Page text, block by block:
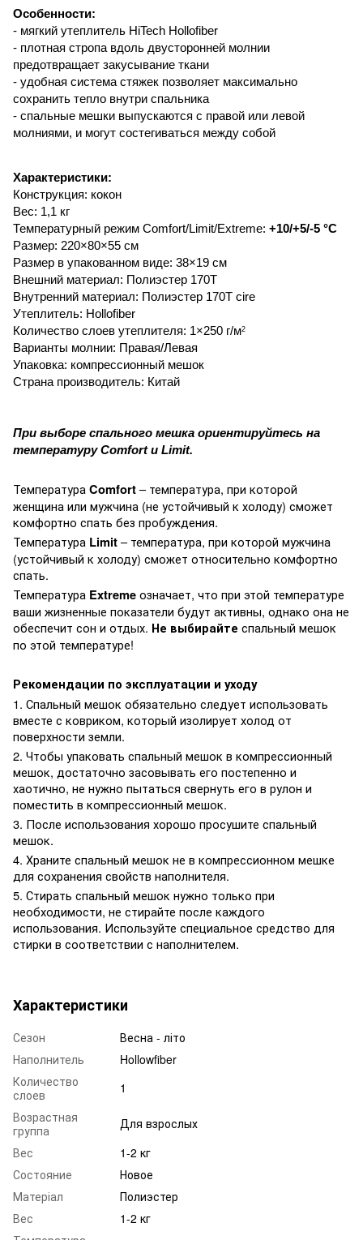
Особенности:
- мягкий утеплитель HiTech Hollofiber
- плотная стропа вдоль двусторонней молнии
предотвращает закусывание ткани
- удобная система стяжек позволяет максимально
сохранить тепло внутри спальника
- спальные мешки выпускаются с правой или левой
молниями, и могут состегиваться между собой
Характеристики:
Конструкция: кокон
Вес: 1,1 кг
Температурный режим Comfort/Limit/Extreme: +10/+5/-5 °С
Размер: 220×80×55 см
Размер в упакованном виде: 38×19 см
Внешний материал: Полиэстер 170Т
Внутренний материал: Полиэстер 170T cire
Утеплитель: Hollofiber
Количество слоев утеплителя: 1×250 г/м2
Варианты молнии: Правая/Левая
Упаковка: компрессионный мешок
Страна производитель: Китай
При выборе спального мешка ориентируйтесь на
температуру Comfort и Limit.
Температура Comfort– температура, при которой
женщина или мужчина (не устойчивый к холоду) сможет
комфортно спать без пробуждения.
Температура Limit– температура, при которой мужчина
(устойчивый к холоду) сможет относительно комфортно
спать.
Температура Extremeозначает, что при этой температуре
ваши жизненные показатели будут активны, однако она не
обеспечит сон и отдых. Не выбирайте спальный мешок
по этой температуре!
Рекомендации по эксплуатации и уходу
1. Спальный мешок обязательно следует использовать
вместе с ковриком, который изолирует холод от
поверхности земли.
2. Чтобы упаковать спальный мешок в компрессионный
мешок, достаточно засовывать его постепенно и
хаотично, не нужно пытаться свернуть его в рулон и
поместить в компрессионный мешок.
3. После использования хорошо просушите спальный
мешок.
4. Храните спальный мешок не в компрессионном мешке
для сохранения свойств наполнителя.
5. Стирать спальный мешок нужно только при
необходимости, не стирайте после каждого
использования. Используйте специальное средство для
стирки в соответствии с наполнителем.
Характеристики
Сезон
Весна - літо
Наполнитель
Hollowfiber
Количество
слоев
1
Возрастная
группа
Для взрослых
Вес
1-2 кг
Состояние
Новое
Матеріал
Полиэстер
Вес
1-2 кг